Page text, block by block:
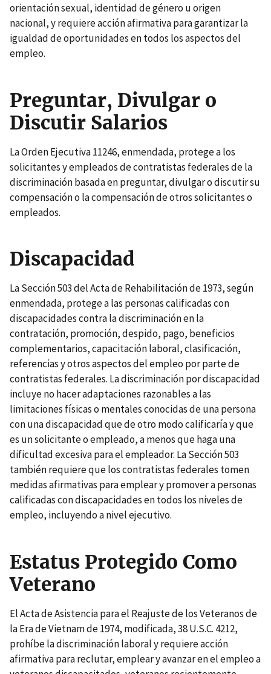
orientación sexual, identidad de género u origen
nacional, y requiere acción afirmativa para garantizar la
igualdad de oportunidades en todos los aspectos del
empleo.
Preguntar, Divulgar o
Discutir Salarios
La Orden Ejecutiva 11246, enmendada, protege a los
solicitantes y empleados de contratistas federales de la
discriminación basada en preguntar, divulgar o discutir su
compensación o la compensación de otros solicitantes o
empleados.
Discapacidad
La Sección 503 del Acta de Rehabilitación de 1973, según
enmendada, protege a las personas calificadas con
discapacidades contra la discriminación en la
contratación, promoción, despido, pago, beneficios
complementarios, capacitación laboral, clasificación,
referencias y otros aspectos del empleo por parte de
contratistas federales. La discriminación por discapacidad
incluye no hacer adaptaciones razonables a las
limitaciones físicas o mentales conocidas de una persona
con una discapacidad que de otro modo calificaría y que
es un solicitante o empleado, a menos que haga una
dificultad excesiva para el empleador. La Sección 503
también requiere que los contratistas federales tomen
medidas afirmativas para emplear y promover a personas
calificadas con discapacidades en todos los niveles de
empleo, incluyendo a nivel ejecutivo.
Estatus Protegido Como
Veterano
El Acta de Asistencia para el Reajuste de los Veteranos de
la Era de Vietnam de 1974, modificada, 38 U.S.C. 4212,
prohíbe la discriminación laboral y requiere acción
afirmativa para reclutar, emplear y avanzar en el empleo a